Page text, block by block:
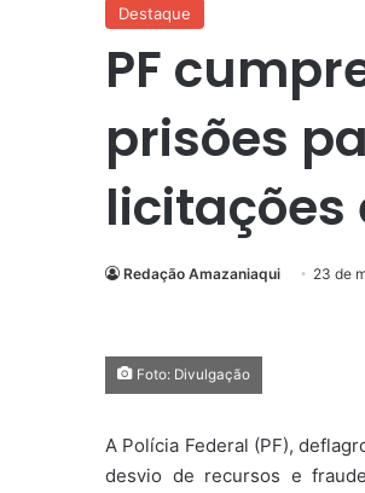
Destaque
PF
prisões
licitações
Redação Amazaniaqui 23 de
Foto: Divulgação
A Polícia Federal (PF),
desvio de recursos e